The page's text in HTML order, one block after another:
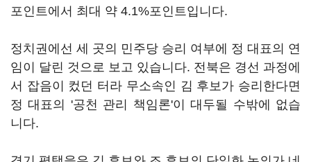
포인트에서 최대 약 4.1%포인트입니다.
정치권에선 세 곳의 민주당 승리 여부에 정 대표의 연
임이 달린 것으로 보고 있습니다. 전북은 경선 과정에
서 잡음이 컸던 터라 무소속인 김 후보가 승리한다면
정 대표의 '공천 관리 책임론'이 대두될 수밖에 없습
니다.